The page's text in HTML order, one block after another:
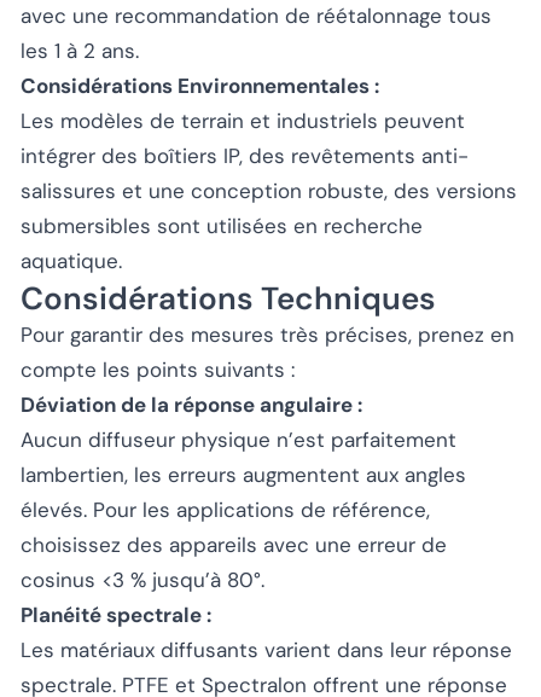
avec une recommandation de réétalonnage tous
les 1 à 2 ans.
Considérations Environnementales :
Les modèles de terrain et industriels peuvent
intégrer des boîtiers IP, des revêtements anti-
salissures et une conception robuste, des versions
submersibles sont utilisées en recherche
aquatique.
Considérations Techniques
Pour garantir des mesures très précises, prenez en
compte les points suivants :
Déviation de la réponse angulaire :
Aucun diffuseur physique n’est parfaitement
lambertien, les erreurs augmentent aux angles
élevés. Pour les applications de référence,
choisissez des appareils avec une erreur de
cosinus <3 % jusqu’à 80°.
Planéité spectrale :
Les matériaux diffusants varient dans leur réponse
spectrale. PTFE et Spectralon offrent une réponse